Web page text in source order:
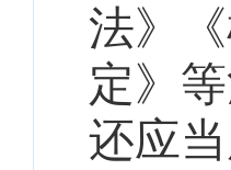
法》
定》
还应